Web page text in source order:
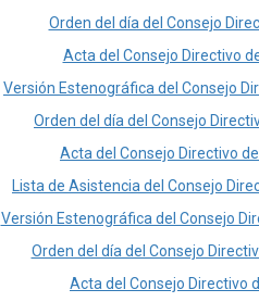
Orden del día del Consejo
Acta del Consejo Directivo
Versión Estenográfica del Consejo
Orden del día del Consejo
Acta del Consejo Directivo
Lista de Asistencia del Consejo
Versión Estenográfica del Consejo
Orden del día del Consejo
Acta del Consejo Directivo